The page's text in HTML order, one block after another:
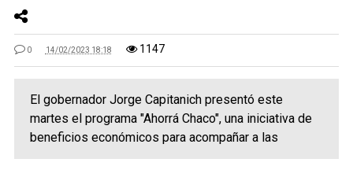
0 14/02/2023 18:18 1147
El gobernador Jorge Capitanich presentó este
martes el programa "Ahorrá Chaco", una iniciativa de
beneficios económicos para acompañar a las